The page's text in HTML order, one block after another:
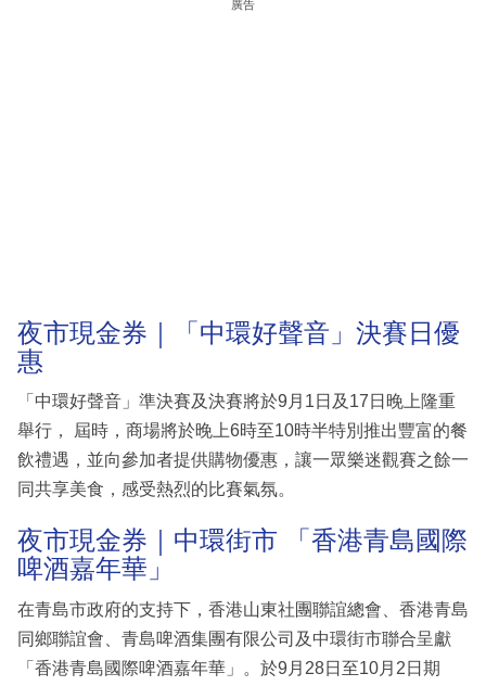
廣告
夜市現金券｜「中環好聲音」決賽日優
惠
「中環好聲音」準決賽及決賽將於9月1日及17日晚上隆重
舉行， 屆時，商場將於晚上6時至10時半特別推出豐富的餐
飲禮遇，並向參加者提供購物優惠，讓一眾樂迷觀賽之餘一
同共享美食，感受熱烈的比賽氣氛。
夜市現金券｜中環街市 「香港青島國際
啤酒嘉年華」
在青島市政府的支持下，香港山東社團聯誼總會、香港青島
同鄉聯誼會、青島啤酒集團有限公司及中環街市聯合呈獻
「香港青島國際啤酒嘉年華」。於9月28日至10月2日期